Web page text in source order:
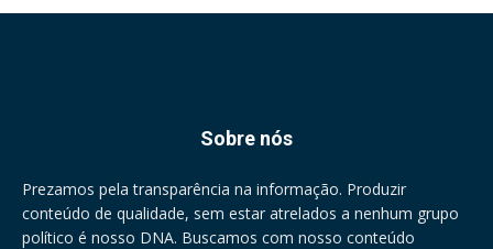
Sobre nós
Prezamos pela transparência na informação. Produzir
conteúdo de qualidade, sem estar atrelados a nenhum grupo
político é nosso DNA. Buscamos com nosso conteúdo